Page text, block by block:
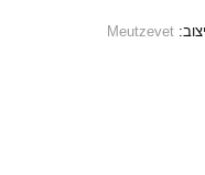
Meutzevet